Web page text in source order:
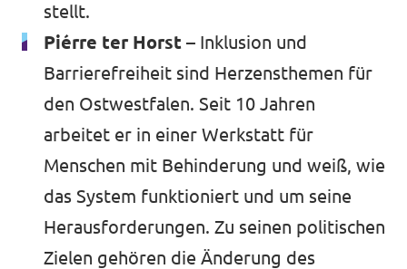
stellt.
Piérre ter Horst – Inklusion und
Barrierefreiheit sind Herzensthemen für
den Ostwestfalen. Seit 10 Jahren
arbeitet er in einer Werkstatt für
Menschen mit Behinderung und weiß, wie
das System funktioniert und um seine
Herausforderungen. Zu seinen politischen
Zielen gehören die Änderung des